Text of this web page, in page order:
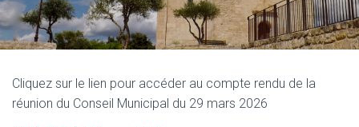
Cliquez sur le lien pour accéder au compte rendu de la
réunion du Conseil Municipal du 29 mars 2026